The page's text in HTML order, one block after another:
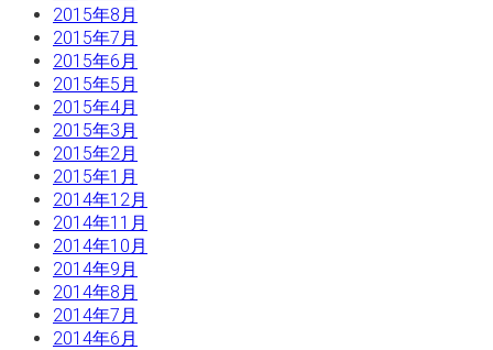
2015年8月
2015年7月
2015年6月
2015年5月
2015年4月
2015年3月
2015年2月
2015年1月
2014年12月
2014年11月
2014年10月
2014年9月
2014年8月
2014年7月
2014年6月